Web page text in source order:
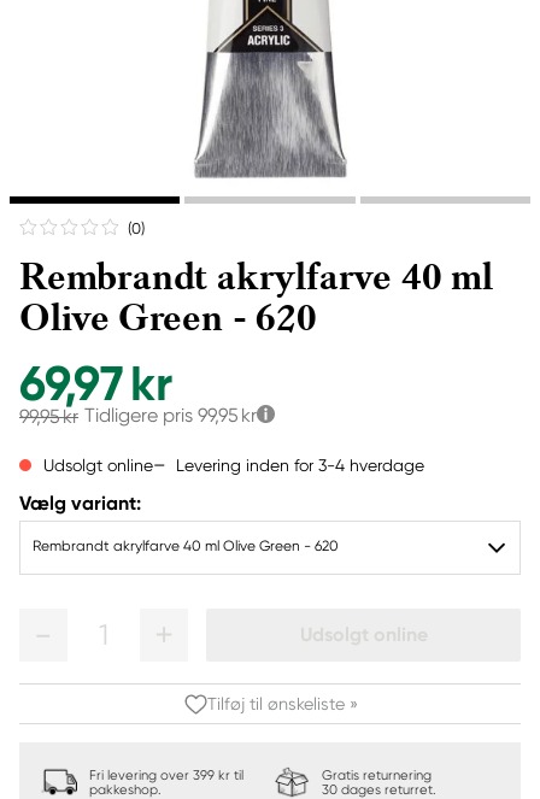
(0)
Rembrandt akrylfarve 40 ml
Olive Green - 620
69,97 kr
99,95 kr Tidligere pris 99,95 kr
Udsolgt online Levering inden for 3-4 hverdage
Vælg variant:
Rembrandt akrylfarve 40 ml Olive Green - 620
1 Udsolgt online
Tilføj til ønskeliste »
Fri levering over 399 kr til
pakkeshop.
Gratis returnering
30 dages returret.